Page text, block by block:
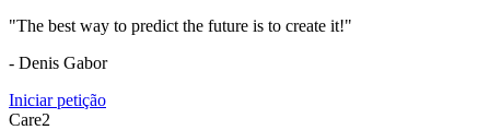
"The best way to predict the future is to create it!"
- Denis Gabor
Iniciar petição
Care2